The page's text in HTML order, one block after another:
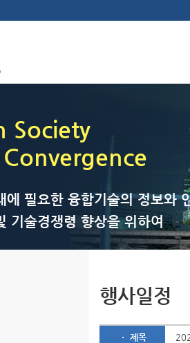
Society
에 필요한 융합기술의 정보와
기술경쟁령 향상을 위하여
행사일정
ㆍ 제목